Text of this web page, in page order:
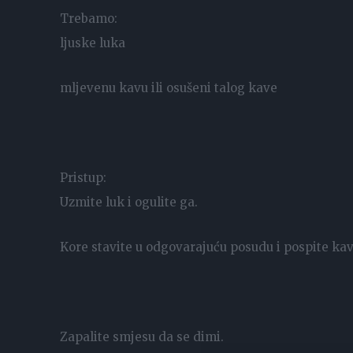
Trebamo:
ljuske luka
mljevenu kavu ili osušeni talog kave
Pristup:
Uzmite luk i ogulite ga.
Kore stavite u odgovarajuću posudu i pospite
Zapalite smjesu da se dimi.